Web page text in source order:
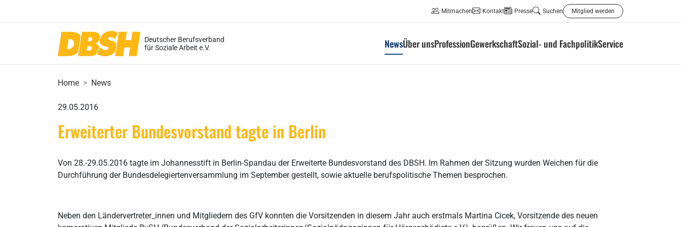
Mitmachen Kontakt Presse Suchen Mitglied werden
Deutscher Berufsverband
für Soziale Arbeit e.V.
NewsÜber unsProfessionGewerkschaftSozial- und FachpolitikService
Home News
29.05.2016
Erweiterter Bundesvorstand tagte in Berlin
Von 28.-29.05.2016 tagte im Johannesstift in Berlin-Spandau der Erweiterte Bundesvorstand des DBSH. Im Rahmen der Sitzung wurden Weichen für die
Durchführung der Bundesdelegiertenversammlung im September gestellt, sowie aktuelle berufspolitische Themen besprochen.
Neben den Ländervertreter_innen und Mitgliedern des GfV konnten die Vorsitzenden in diesem Jahr auch erstmals Martina Cicek, Vorsitzende des neuen